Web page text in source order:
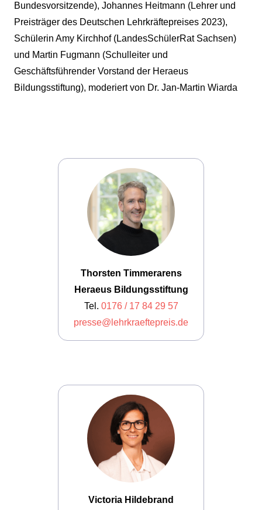
Bundesvorsitzende), Johannes Heitmann (Lehrer und
Preisträger des Deutschen Lehrkräftepreises 2023),
Schülerin Amy Kirchhof (LandesSchülerRat Sachsen)
und Martin Fugmann (Schulleiter und
Geschäftsführender Vorstand der Heraeus
Bildungsstiftung), moderiert von Dr. Jan-Martin Wiarda
Thorsten Timmerarens
Heraeus Bildungsstiftung
Tel. 0176 / 17 84 29 57
presse@lehrkraeftepreis.de
Victoria Hildebrand